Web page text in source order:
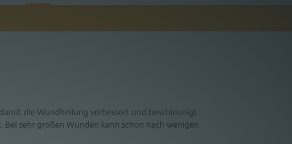
die Wundheilung verbessert und beschleunigt
sehr großen Wunden kann schon nach wenigen